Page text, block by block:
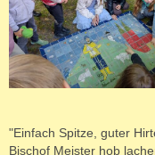
"Einfach Spitze, guter
Bischof Meister hob